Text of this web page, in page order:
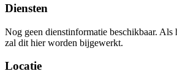
Diensten
Nog geen dienstinformatie beschikbaar. Als
zal dit hier worden bijgewerkt.
Locatie